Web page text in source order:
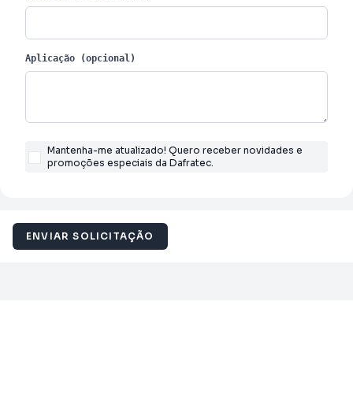
Aplicação (opcional)
Mantenha-me atualizado! Quero receber novidades e
promoções especiais da Dafratec.
ENVIAR SOLICITAÇÃO